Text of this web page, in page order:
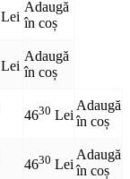
Lei
Adaugă
în coș
Lei
Adaugă
în coș
4630 Lei
Adaugă
în coș
4630 Lei
Adaugă
în coș